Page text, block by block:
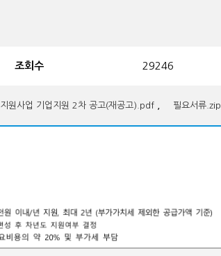
조회수 29246
원사업 기업지원 2차 공고(재공고).pdf 필요서류.zip